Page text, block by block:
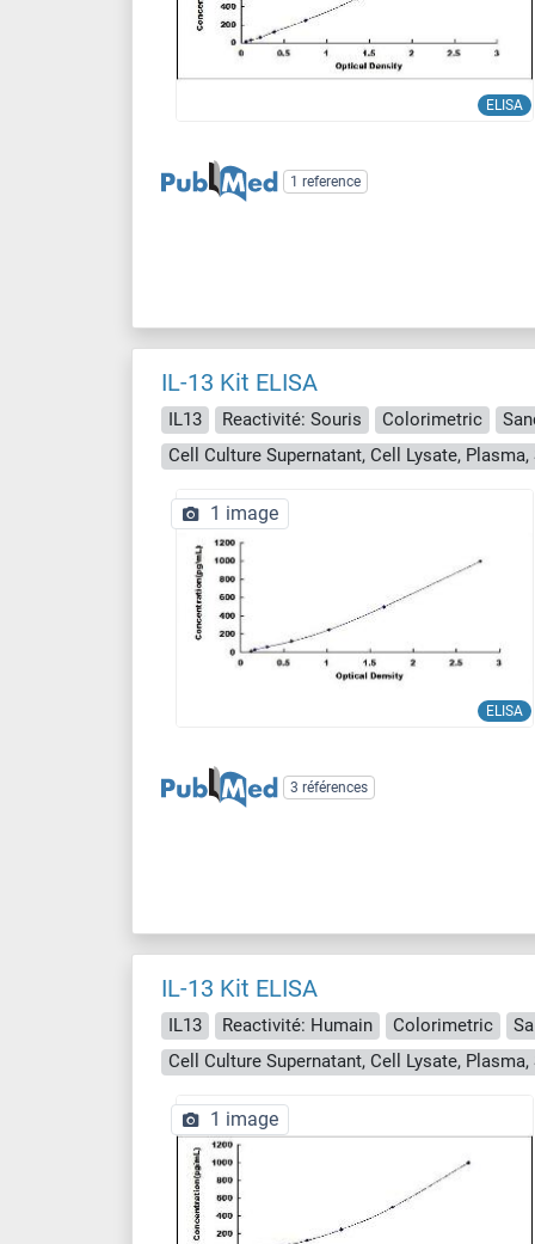
ELISA
1 reference
IL-13 Kit ELISA
IL13 Reactivité: Souris Colorimetric
ELISA
1 image
3 références
IL-13 Kit ELISA
IL13 Reactivité: Humain Colorimetric
1 image